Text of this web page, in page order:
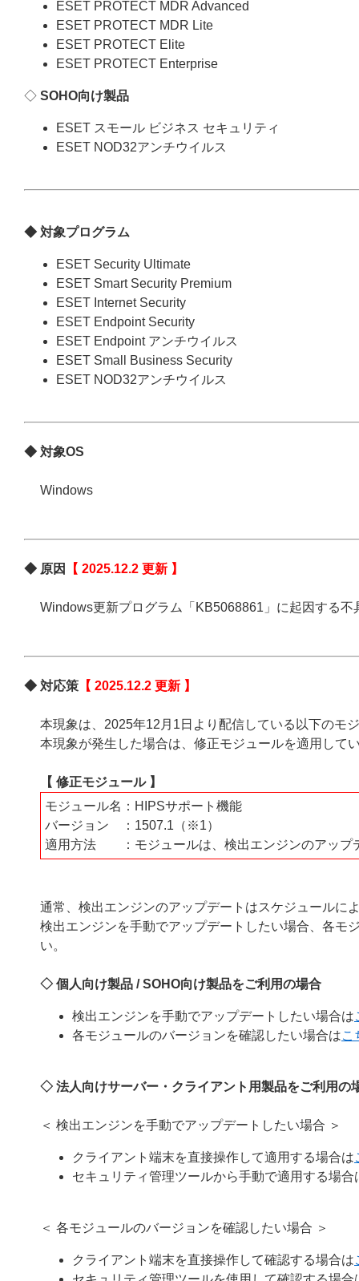
ESET PROTECT MDR Advanced
ESET PROTECT MDR Lite
ESET PROTECT Elite
ESET PROTECT Enterprise
◇ SOHO向け製品
ESET スモール ビジネス セキュリティ
ESET NOD32アンチウイルス
◆ 対象プログラム
ESET Security Ultimate
ESET Smart Security Premium
ESET Internet Security
ESET Endpoint Security
ESET Endpoint アンチウイルス
ESET Small Business Security
ESET NOD32アンチウイルス
◆ 対象OS
Windows
◆ 原因 【 2025.12.2 更新 】
Windows更新プログラム「KB5068861」に起因する
◆ 対応策 【 2025.12.2 更新 】
本現象は、2025年12月1日より配信している以下のモ
本現象が発生した場合は、修正モジュールを適用して
【 修正モジュール 】
モジュール名：HIPSサポート機能
バージョン ：1507.1（※1）
適用方法 ：モジュールは、検出エンジンのアップ
通常、検出エンジンのアップデートはスケジュールに
検出エンジンを手動でアップデートしたい場合、各モ
い。
◇ 個人向け製品 / SOHO向け製品をご利用の場合
検出エンジンを手動でアップデートしたい場合は
各モジュールのバージョンを確認したい場合はこ
◇ 法人向けサーバー・クライアント用製品をご利用の
＜ 検出エンジンを手動でアップデートしたい場合 ＞
クライアント端末を直接操作して適用する場合は
セキュリティ管理ツールから手動で適用する場合
＜ 各モジュールのバージョンを確認したい場合 ＞
クライアント端末を直接操作して確認する場合は